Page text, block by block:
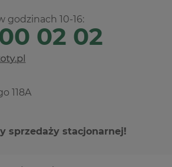
godzinach 10-16:
02 02
118A
sprzedaży stacjonarnej!